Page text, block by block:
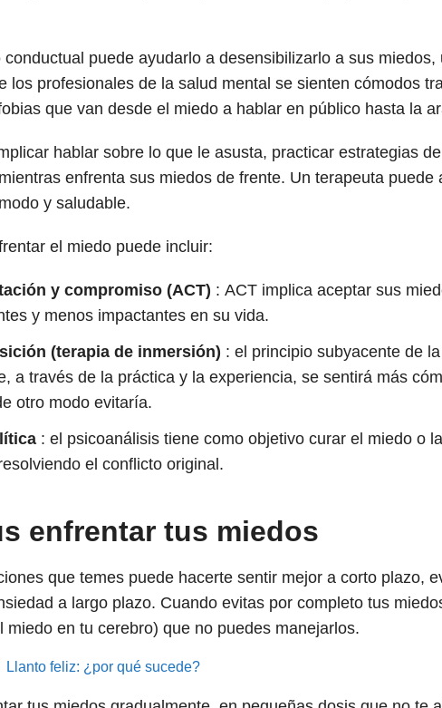
puede ayudarlo a desensibilizarlo a sus miedos,
los profesionales de la salud mental se sienten cómodos
que van desde el miedo a hablar en público hasta la
hablar sobre lo que le asusta, practicar estrategias
enfrenta sus miedos de frente. Un terapeuta puede
y saludable.
el miedo puede incluir:
y compromiso (ACT) : ACT implica aceptar sus
y menos impactantes en su vida.
(terapia de inmersión) : el principio subyacente de
a través de la práctica y la experiencia, se sentirá más
otro modo evitaría.
: el psicoanálisis tiene como objetivo curar el miedo o
el conflicto original.
enfrentar tus miedos
que temes puede hacerte sentir mejor a corto plazo,
a largo plazo. Cuando evitas por completo tus
miedo en tu cerebro) que no puedes manejarlos.
Llanto feliz: ¿por qué sucede?